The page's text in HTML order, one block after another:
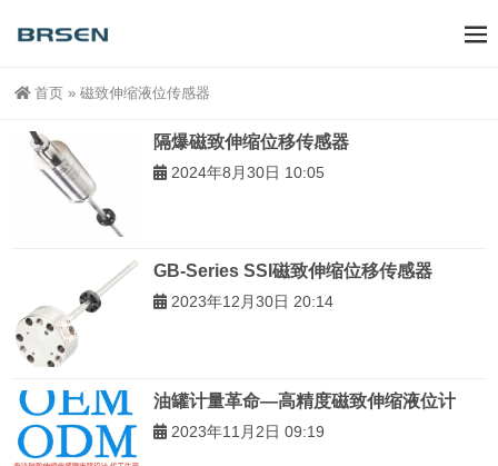
首页 » 磁致伸缩液位传感器
隔爆磁致伸缩位移传感器
2024年8月30日 10:05
GB-Series SSI磁致伸缩位移传感器
2023年12月30日 20:14
油罐计量革命—高精度磁致伸缩液位计
2023年11月2日 09:19